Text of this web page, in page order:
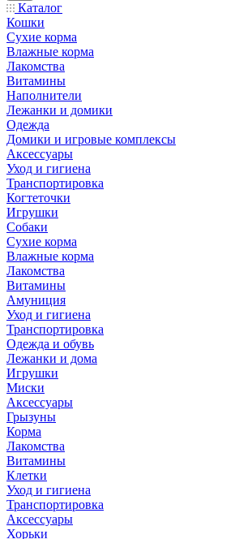
Каталог
Кошки
Сухие корма
Влажные корма
Лакомства
Витамины
Наполнители
Лежанки и домики
Одежда
Домики и игровые комплексы
Аксессуары
Уход и гигиена
Транспортировка
Когтеточки
Игрушки
Собаки
Сухие корма
Влажные корма
Лакомства
Витамины
Амуниция
Уход и гигиена
Транспортировка
Одежда и обувь
Лежанки и дома
Игрушки
Миски
Аксессуары
Грызуны
Корма
Лакомства
Витамины
Клетки
Уход и гигиена
Транспортировка
Аксессуары
Хорьки